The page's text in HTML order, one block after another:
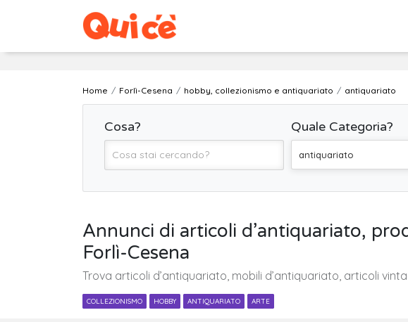
Home Forlì-Cesena hobby, collezionismo e antiquariato antiquariato
Cosa? Quale Categoria?
antiquariato
Annunci di articoli d’antiquariato,
Forlì-Cesena
Trova articoli d’antiquariato, mobili d’antiquariato, articoli
COLLEZIONISMO HOBBY ANTIQUARIATO ARTE